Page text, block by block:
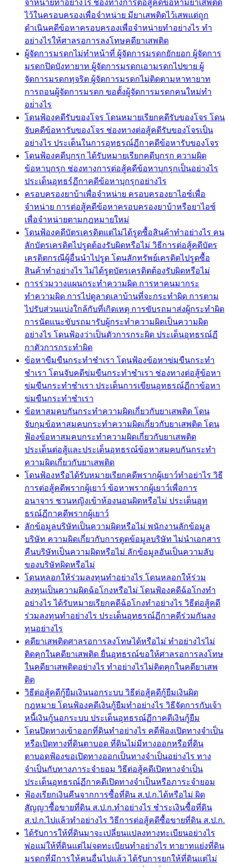
จำหน่ายทำอย่างไร ช่องทางการต่อสู้คดีข้อหามียาเสพติด
ไว้ในครอบครองเพื่อจำหน่าย มียาเสพติดไว้เสพแต่ถูก
ดำเนินคดีข้อหาครอบครองเพื่อจำหน่ายทำอย่างไร ทำ
อย่างไรให้ศาลรอการลงโทษคดียาเสพติด
ผู้จัดการมรดกไม่ทำหน้าที่ ผู้จัดการมรดกยักยอก ผู้จัดการ
มรดกปิดบังทายาท ผู้จัดการมรดกเอามรดกไปขาย ผู้
จัดการมรดกทุจริต ผู้จัดการมรดกไม่ติดตามหาทายาท
การถอนผู้จัดการมรดก ขอตั้งผู้จัดการมรดกคนใหม่ทำ
อย่่างไร
โดนฟ้องคดีรับของโจร โดนหมายเรียกคดีรับของโจร โดน
จับคดีข้อหารับของโจร ช่องทางต่อสู้คดีรับของโจรเป็น
อย่างไร ประเด็นในการอุทธรณ์ฏีกาคดีข้อหารับของโจร
โดนฟ้องคดีบุกรุก ได้รับหมายเรียกคดีบุกรุก ความผิด
ข้อหาบุกรุก ช่องทางการต่อสู้คดีข้อหาบุกรุกเป็นอย่างไร
ประเด็นอุทธร์ฏีกาคดีข้อหาบุกรุกอย่างไร
ครอบครองยาบ้าเพื่อจำหน่าย ครอบครองยาไอซ์เพื่อ
จำหน่าย การต่อสู้คดีข้อหาครอบครองยาบ้าหรือยาไอซ์
เพื่อจำหน่ายตามกฎหมายใหม่
โดนฟ้องคดีบัตรเครดิตแต่ไม่ได้รูดซื้อสินค้าทำอย่างไร คน
ลักบัตรเครดิตไปรูดต้องรับผิดหรือไม่ วิธีการต่อสู้คดีบัตร
เครดิตกรณีผู้อื่นนำไปรูด โดนลักทรัพย์เครดิตไปรูดซื้อ
สินค้าทำอย่างไร ไม่ได้รูดบัตรเครดิตต้องรับผิดหรือไม่
การร่วมวางแผนกระทำความผิด การหาคนมากระ
ทำความผิด การไปดูลาดเลาบ้านที่จะกระทำผิด การตาม
ไปรับส่วนแบ่งใกล้กับที่เกิดเหตุ การขับรถมาส่งผู้กระทำผิด
การนัดแนะขับรถมารับผู้กระทำความผิดเป็นความผิด
อย่างไร โดนฟ้องว่าเป็นตัวการกระผิด ประเด็นอุทธรณ์ฏี
กาตัวการกระทำผิด
ข้อหาขืมขืนกระทำชำเรา โดนฟ้องข้อหาข่มขืนกระทำ
ชำเรา โดนจับคดีข่มขืนกระทำชำเรา ช่องทางต่อสู้ข้อหา
ข่มขืนกระทำชำเรา ประเด็นการเขียนอุทธรณ์ฏีกาข้อหา
ข่มขืนกระทำชำเรา
ข้อหาสมคบกันกระทำความผิดเกี่ยวกับยาเสพติด โดน
จับกุมข้อหาสมคบกระทำความผิดเกี่ยวกับยาเสพติด โดน
ฟ้องข้อหาสมคบกระทำความผิดเกี่ยวกับยาเสพติด
ประเด็นต่อสู้และประเด็นอุทธรณ์ข้อหาสมคบกันกระทำ
ความผิดเกี่ยวกับยาเสพติด
โดนฟ้องหรือได้รับหมายเรียกคดีพรากผู้เยาว์ทำอย่าไร วิธี
การต่อสู้คดีพรากผู้เยาว์ ข้อหาพรากผู้เยาว์เพื่อการ
อนาจาร ชวนหญิงเข้าห้องนอนผิดหรือไม่ ประเด็นอุท
ธรณ์ฏีกาคดีพรากผู้เยาว์
ลักข้อมูลบริษัทเป็นความผิดหรือไม่ พนักงานลักข้อมูล
บริษัท ความผิดเกี่ยวกับการดูดข้อมูลบริษัท ไม่นำเอกสาร
คืนบริษัทเป็นความผิดหรือไม่ ลักข้อมูลอันเป็นความลับ
ของบริษัทผิดหรือไม่
โดนหลอกให้ร่วมลงทุนทำอย่างไร โดนหลอกให้ร่วม
ลงทุนเป็นความผิดฉ้อโกงหรือไม่ โดนฟ้องคดีฉ้อโกงทำ
อย่างไร ได้รับหมายเรียกคดีฉ้อโกงทำอย่างไร วิธีต่อสู้คดี
ร่วมลงทุนทำอย่างไร ประเด็นอุทธรณ์ฏีกาคดีร่วมกันลง
ทุนอย่างไร
คดียาเสพติดศาลรอการลงโทษได้หรือไม่ ทำอย่างไรไม่
ติดคุกในคดียาเสพติด ยื่นอุทธรณ์ขอให้ศาลรอการลงโทษ
ในคดียาเสพติดอย่างไร ทำอย่างไรไม่ติดคุกในคดียาเสพ
ติด
วิธีต่อสู้คดีกู้ยืมเงินนอกระบบ วิธีต่อสู้คดีกู้ยืมเงินผิด
กฎหมาย โดนฟ้องคดีเงินกู้ยืมทำอย่างไร วิธีจัดการกับเจ้า
หนี้เงินกู้นอกระบบ ประเด็นอุทธรณ์ฏีกาคดีเงินกู้ยืม
โดนปิดทางเข้าออกที่ดินทำอย่างไร คดีฟ้องเปิดทางจำเป็น
หรือเปิดทางที่ดินตาบอด ที่ดินไม่มีทางออกหรือที่ดิน
ตาบอดฟ้องขอเปิดทางออกเป็นทางจำเป็นอย่างไร ทาง
จำเป็นกับทางภาระจำยอม วิธีต่อสู้คดีเปิดทางจำเป็น
ประเด็นอุทธรณ์ฏีกาคดีเปิดทางจำเป็นหรือภาระจำยอม
ฟ้องเรียกเงินคืนจากการซื้อที่ดิน ส.ป.ก.ได้หรือไม่ ผิด
สัญญาซื้อขายที่ดิน ส.ป.ก.ทำอย่างไร ชำระเงินซื้อที่ดิน
ส.ป.ก.ไปแล้วทำอย่างไร วิธีการต่อสู้คดีซื้อขายที่ดิน ส.ป.ก.
ได้รับการให้ที่ดินมาจะเปลี่ยนแปลงทางทะเบียนอย่างไร
พ่อแม่ให้ที่ดินแต่ไม่จดทะเบียนทำอย่างไร ทายาทแย่งที่ดิน
มรดกที่มีการให้คนอื่นไปแล้ว ได้รับการยกให้ที่ดินแต่ไม่